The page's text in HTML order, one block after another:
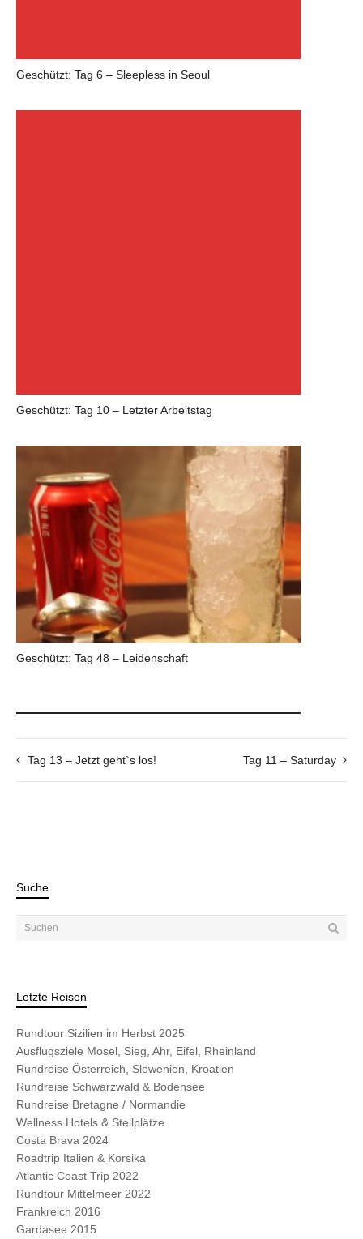
Geschützt: Tag 6 – Sleepless in Seoul
Geschützt: Tag 10 – Letzter Arbeitstag
Geschützt: Tag 48 – Leidenschaft
Tag 13 – Jetzt geht`s los! Tag 11 – Saturday
Suche
Letzte Reisen
Rundtour Sizilien im Herbst 2025
Ausflugsziele Mosel, Sieg, Ahr, Eifel, Rheinland
Rundreise Österreich, Slowenien, Kroatien
Rundreise Schwarzwald & Bodensee
Rundreise Bretagne / Normandie
Wellness Hotels & Stellplätze
Costa Brava 2024
Roadtrip Italien & Korsika
Atlantic Coast Trip 2022
Rundtour Mittelmeer 2022
Frankreich 2016
Gardasee 2015